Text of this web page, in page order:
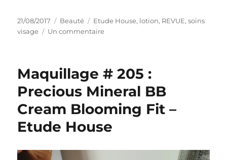
Publié
le
21/08/2017 Catégories
Beauté Étiquettes
Etude House, lotion, REVUE,soins
visage
Un commentairesur
:
visage
Moistfull
Collagen
–
Maquillage # 205 :
Precious Mineral BB
Cream Blooming Fit –
Etude House